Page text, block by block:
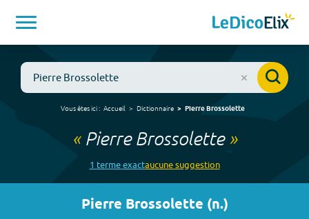
Vous êtes ici : Accueil Dictionnaire Pierre Brossolette
« Pierre Brossolette»
1 termeexactaucunesuggestion
Pierre Brossolette (n.)